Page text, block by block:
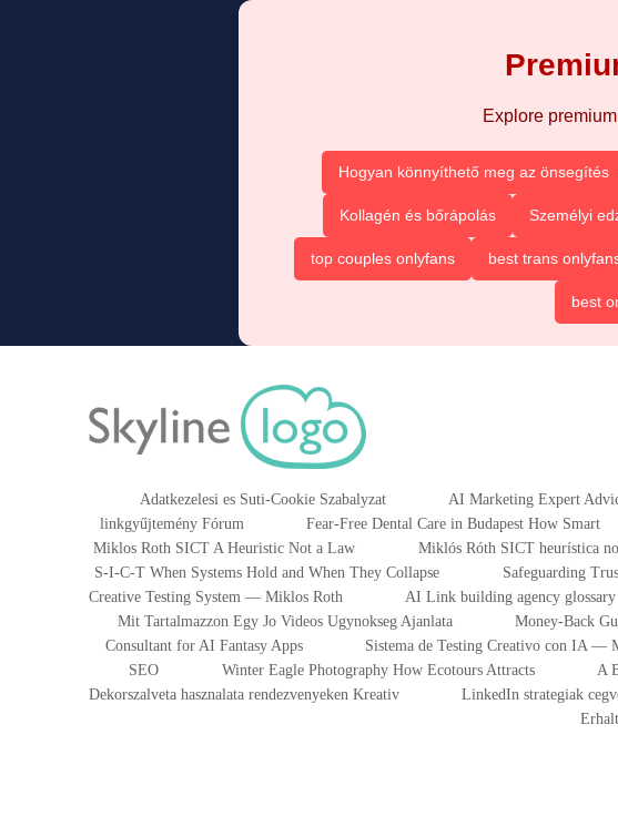
Explore
Hogyan könnyíthető meg az önsegítés
Kollagén és bőrápolás Személyi
top couples onlyfans best trans
best
Adatkezelesi es Suti-Cookie Szabalyzat AI Marketing Expert
linkgyűjtemény Fórum
Fear-Free Dental Care in Budapest How Smart
Miklos Roth SICT A Heuristic Not a Law
Miklós Róth SICT heurística
S-I-C-T When Systems Hold and When They Collapse
Safeguarding
Creative Testing System — Miklos Roth
AI Link building agency glossary
Mit Tartalmazzon Egy Jo Videos Ugynokseg Ajanlata
Money-Back
Consultant for AI Fantasy Apps
Sistema de Testing Creativo con IA —
SEO
Winter Eagle Photography How Ecotours Attracts A
Dekorszalveta hasznalata rendezvenyeken Kreativ
LinkedIn strategiak